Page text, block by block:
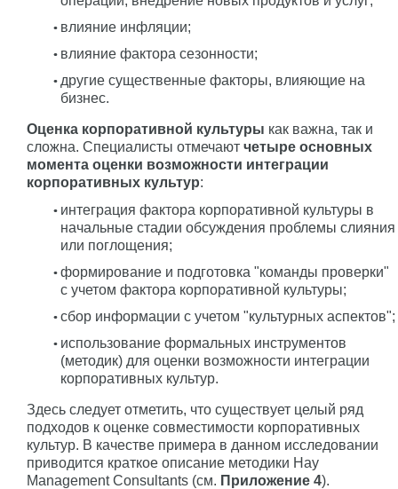
влияние инфляции;
влияние фактора сезонности;
другие существенные факторы, влияющие на
бизнес.
Оценка корпоративной культуры как важна, так и
сложна. Специалисты отмечают четыре основных
момента оценки возможности интеграции
корпоративных культур:
интеграция фактора корпоративной культуры в
начальные стадии обсуждения проблемы слияния
или поглощения;
формирование и подготовка "команды проверки"
с учетом фактора корпоративной культуры;
сбор информации с учетом "культурных аспектов";
использование формальных инструментов
(методик) для оценки возможности интеграции
корпоративных культур.
Здесь следует отметить, что существует целый ряд
подходов к оценке совместимости корпоративных
культур. В качестве примера в данном исследовании
приводится краткое описание методики Hay
Management Consultants (см. Приложение 4).